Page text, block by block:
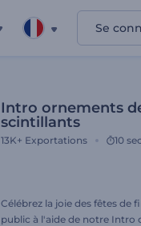
Se
Intro ornements
scintillants
13K+ Exportations 10
Célébrez la joie des fêtes de
public à l'aide de notre Intro